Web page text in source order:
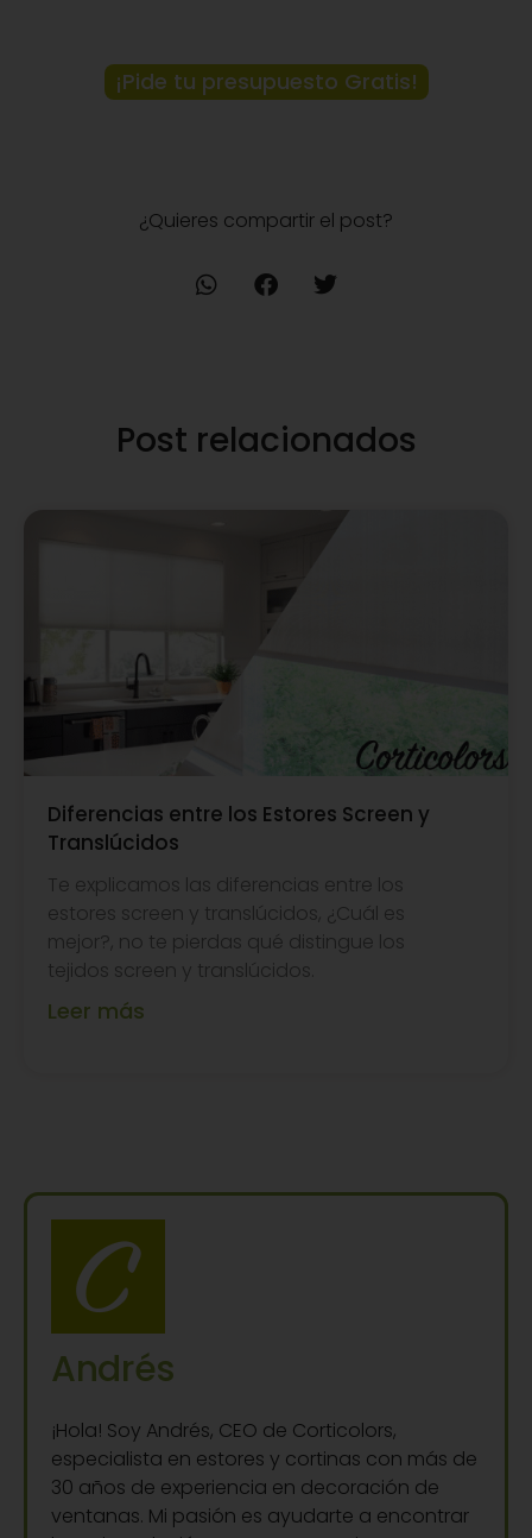
¡Pide tu presupuesto Gratis!
¿Quieres compartir el post?
Post relacionados
Diferencias entre los Estores Screen y
Translúcidos
Te explicamos las diferencias entre los
estores screen y translúcidos, ¿Cuál es
mejor?, no te pierdas qué distingue los
tejidos screen y translúcidos.
Leer más
Andrés
¡Hola! Soy Andrés, CEO de Corticolors,
especialista en estores y cortinas con más de
30 años de experiencia en decoración de
ventanas. Mi pasión es ayudarte a encontrar